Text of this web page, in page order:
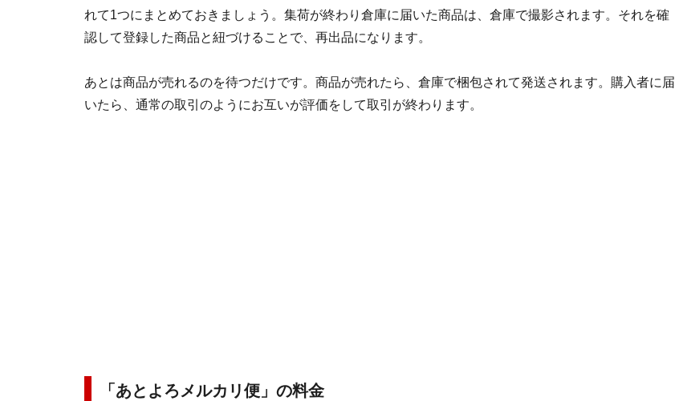
れて1つにまとめておきましょう。集荷が終わり倉庫に届いた商品は、倉庫で撮影されます。それを確
認して登録した商品と紐づけることで、再出品になります。
あとは商品が売れるのを待つだけです。商品が売れたら、倉庫で梱包されて発送されます。購入者に届
いたら、通常の取引のようにお互いが評価をして取引が終わります。
「あとよろメルカリ便」の料金